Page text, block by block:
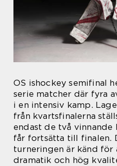
OS ishockey semifinal
serie matcher där fyra
i en intensiv kamp.
från kvartsfinalerna
endast de två vinnande
får fortsätta till finalen.
turneringen är känd för
dramatik och hög